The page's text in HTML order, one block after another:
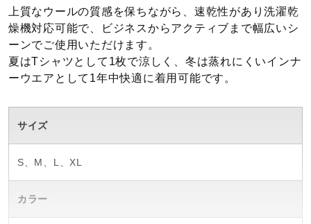
健康／エクササイズ
ジュニア／キッズ
コラボ／ライセンス
上質なウールの質感を保ちながら、速乾性があり洗濯乾
燥機対応可能で、ビジネスからアクティブまで幅広いシ
ーンでご使用いただけます。
夏はTシャツとして1枚で涼しく、冬は蒸れにくいインナ
ーウエアとして1年中快適に着用可能です。
サイズ
S、M、L、XL
カラー